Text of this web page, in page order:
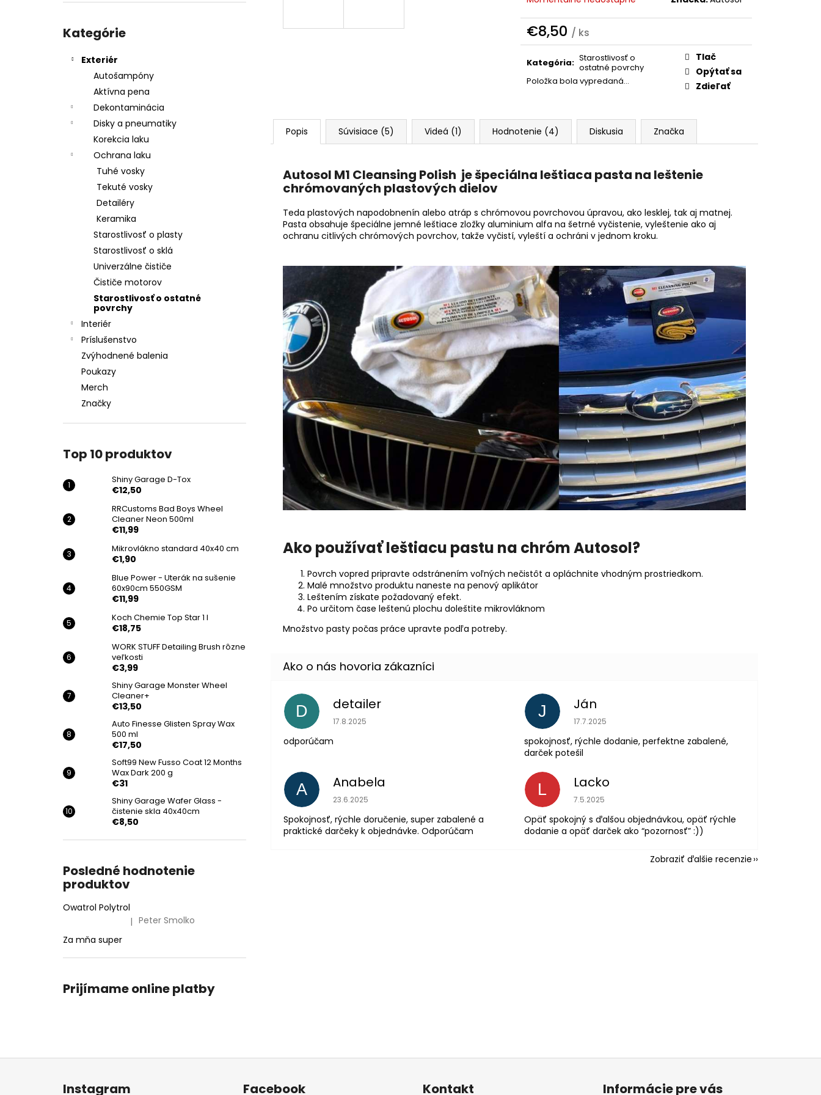
kategórie
Kategórie
Exteriér
Autošampóny
Aktívna pena
Dekontaminácia
Disky a pneumatiky
Korekcia laku
Ochrana laku
Tuhé vosky
Tekuté vosky
Detailéry
Keramika
Starostlivosť o plasty
Starostlivosť o sklá
Univerzálne čističe
Čističe motorov
Starostlivosť o ostatné
povrchy
Interiér
Príslušenstvo
Zvýhodnené balenia
Poukazy
Merch
Značky
Top 10 produktov
Shiny Garage D-Tox
€12,50
RRCustoms Bad Boys Wheel
Cleaner Neon 500ml
€11,99
Mikrovlákno standard 40x40 cm
€1,90
Blue Power - Uterák na sušenie
60x90cm 550GSM
€11,99
Koch Chemie Top Star 1 l
€18,75
WORK STUFF Detailing Brush rôzne
veľkosti
€3,99
Shiny Garage Monster Wheel
Cleaner+
€13,50
Auto Finesse Glisten Spray Wax
500 ml
€17,50
Soft99 New Fusso Coat 12 Months
Wax Dark 200 g
€31
Shiny Garage Wafer Glass -
čistenie skla 40x40cm
€8,50
Posledné hodnotenie
produktov
Owatrol Polytrol
Hodnotenie produktu je 5 z 5 hviezdičiek.
| Peter Smolko
Za mňa super
Prijímame online platby
€8,50 / ks
Jednotková
Kategória: Starostlivosť o
ostatné povrchy
Položka bola vypredaná…
Tlač
Opýtať sa
Zdieľať
Popis Súvisiace (5) Videá (1) Hodnotenie (4) Diskusia Značka
Autosol M1 Cleansing Polish je špeciálna leštiaca pasta na leštenie
chrómovaných plastových dielov
Teda plastových napodobnenín alebo atráp s chrómovou povrchovou úpravou, ako lesklej, tak aj matnej.
Pasta obsahuje špeciálne jemné leštiace zložky aluminium alfa na šetrné vyčistenie, vyleštenie ako aj
ochranu citlivých chrómových povrchov, takže vyčistí, vyleští a ochráni v jednom kroku.
Ako používať leštiacu pastu na chróm Autosol?
Povrch vopred pripravte odstránením voľných nečistôt a opláchnite vhodným prostriedkom.
Malé množstvo produktu naneste na penový aplikátor
Leštením získate požadovaný efekt.
Po určitom čase leštenú plochu doleštite mikrovláknom
Množstvo pasty počas práce upravte podľa potreby.
D detailer
Hodnotenie obchodu je 5 z 5 hviezdičiek.
17.8.2025
odporúčam
J Ján
Hodnotenie obchodu je 5 z 5 hviezdičiek.
17.7.2025
spokojnosť, rýchle dodanie, perfektne zabalené,
darček potešil
A Anabela
Hodnotenie obchodu je 5 z 5 hviezdičiek.
23.6.2025
Spokojnosť, rýchle doručenie, super zabalené a
praktické darčeky k objednávke. Odporúčam
L Lacko
Hodnotenie obchodu je 5 z 5 hviezdičiek.
7.5.2025
Opäť spokojný s ďalšou objednávkou, opäť rýchle
dodanie a opäť darček ako “pozornosť” :))
Zobraziť ďalšie recenzie
SHINY GARAGE D-TOX
€11,99
MIKROVLÁKNO STANDARD 40X40 CM
Z
Instagram Facebook Kontakt Informácie pre vás